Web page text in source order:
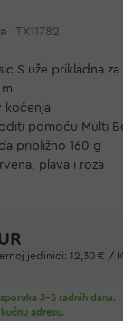
TX11782
S uže prikladna
kočenja
pomoću Multi
približno 160 g
plava i roza
jedinici: 12,30 € /
3-5 radnih dana.
adresu.